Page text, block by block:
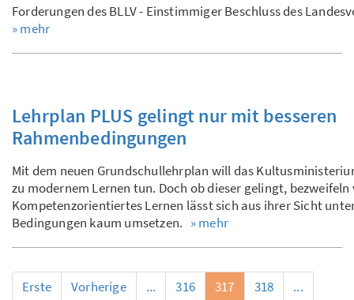
Forderungen des BLLV - Einstimmiger Beschluss des
» mehr
Lehrplan PLUS gelingt nur mit besseren
Rahmenbedingungen
Mit dem neuen Grundschullehrplan will das
zu modernem Lernen tun. Doch ob dieser gelingt,
Kompetenzorientiertes Lernen lässt sich aus ihrer Sicht
Bedingungen kaum umsetzen. » mehr
Erste Vorherige ... 316 317 318
...